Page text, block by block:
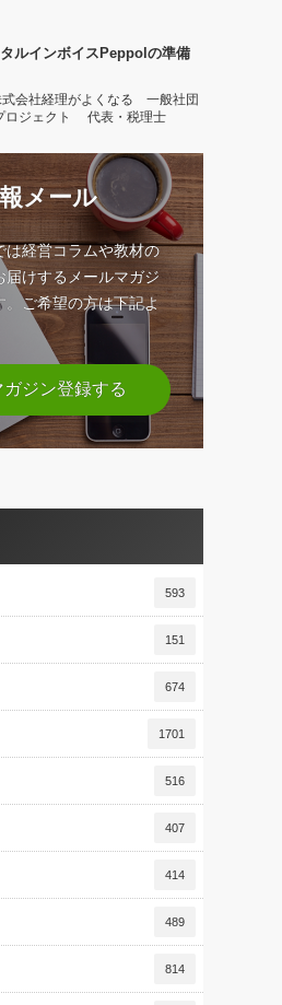
ルインボイスPeppolの準備
式会社経理がよくなる 一般社団
ロジェクト 代表・税理士
メール
は経営コラムや教材の
けするメールマガジ
。ご希望の方は下記よ
ガジン登録する
593
151
674
1701
516
407
414
489
814